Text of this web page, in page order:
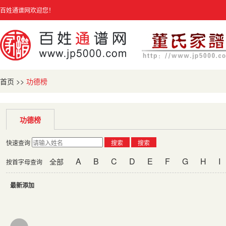
百姓通谱网欢迎您！
首页 >> 功德榜
功德榜
快速查询 搜索 搜索
按首字母查询 全部 A B C D E F G H I
最新添加